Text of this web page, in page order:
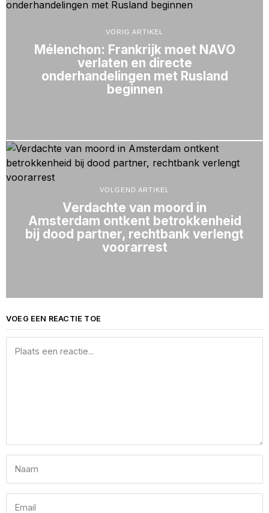
VORIG ARTIKEL
Mélenchon: Frankrijk moet NAVO
verlaten en directe
onderhandelingen met Rusland
beginnen
VOLGEND ARTIKEL
Verdachte van moord in
Amsterdam ontkent betrokkenheid
bij dood partner, rechtbank verlengt
voorarrest
VOEG EEN REACTIE TOE